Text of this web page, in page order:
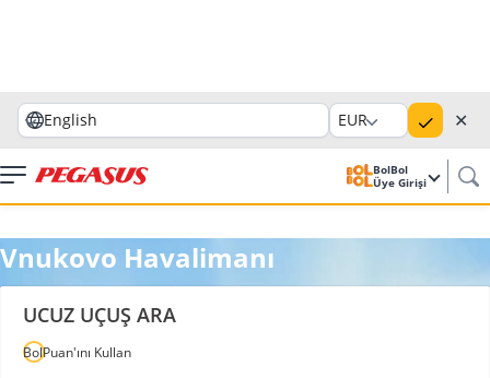
English EUR ✕
BolBol
Üye Girişi
Vnukovo Havalimanı
UCUZ UÇUŞ ARA
BolPuan'ını Kullan